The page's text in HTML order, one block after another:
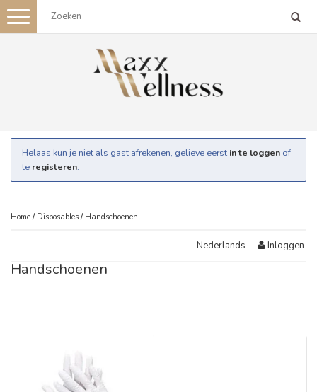
Toggle
navigation
Helaas kun je niet als gast afrekenen, gelieve eerst in te loggen of
te registeren.
Home / Disposables / Handschoenen
Nederlands Inloggen
Handschoenen